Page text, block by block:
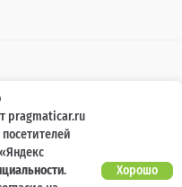
составе комплектаций, цветовой
акциях, сроках и условиях
носит информационный
публичной офертой,
437 Гражданского кодекса
информации обращайтесь к
компании.
pragmaticar.ru
.
Хорошо